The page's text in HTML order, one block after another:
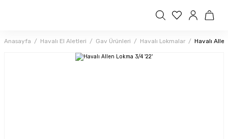
Anasayfa Havalı El Aletleri Gav Ürünleri Havalı Lokmalar Havalı